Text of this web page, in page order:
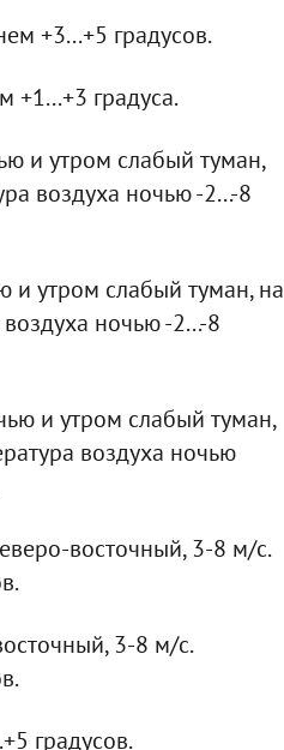
+3...+5 градусов.
+1...+3 градуса.
и утром слабый туман,
воздуха ночью -2...-8
и утром слабый туман, на
ночью -2...-8
и утром слабый туман,
воздуха ночью
восточный, 3-8 м/с.
3-8 м/с.
градусов.